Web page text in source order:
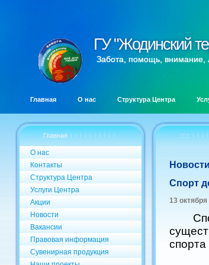
ГУ "Жодинский
ГУ "Жодинский
Забота, помощь, внимание,
Главная О нас Структура Центра
Главная
О нас
Контакты
Структура Центра
Услуги Центра
Акции
Новости
Вакансии
Правовая информация
Сувенирная продукция
:: ::
Новости
Спорт
13 октября